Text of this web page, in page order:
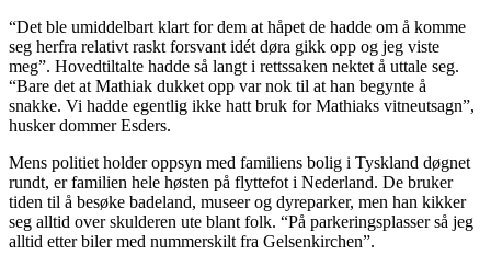
“Det ble umiddelbart klart for dem at håpet de hadde om å komme
seg herfra relativt raskt forsvant idét døra gikk opp og jeg viste
meg”. Hovedtiltalte hadde så langt i rettssaken nektet å uttale seg.
“Bare det at Mathiak dukket opp var nok til at han begynte å
snakke. Vi hadde egentlig ikke hatt bruk for Mathiaks vitneutsagn”,
husker dommer Esders.
Mens politiet holder oppsyn med familiens bolig i Tyskland døgnet
rundt, er familien hele høsten på flyttefot i Nederland. De bruker
tiden til å besøke badeland, museer og dyreparker, men han kikker
seg alltid over skulderen ute blant folk. “På parkeringsplasser så jeg
alltid etter biler med nummerskilt fra Gelsenkirchen”.